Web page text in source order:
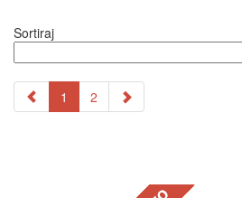
Sortiraj
1 2